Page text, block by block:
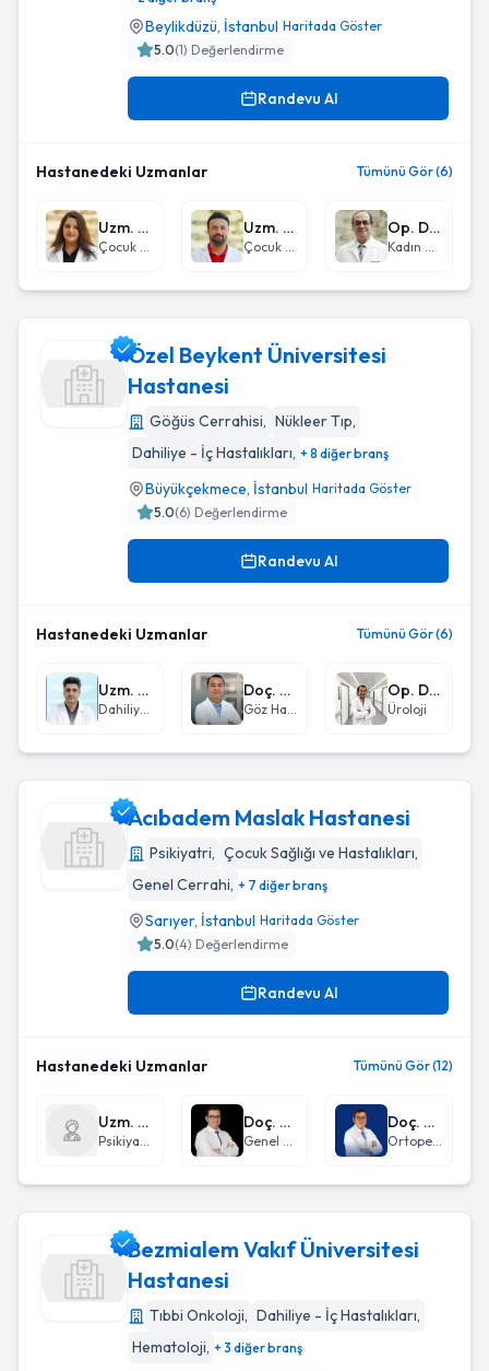
Beylikdüzü, İstanbul Haritada Göster
5.0(1) Değerlendirme
Randevu Al
Hastanedeki Uzmanlar Tümünü Gör (6)
Uzm. Dr. Tuğçe Özlü
Çocuk Sağlığı ve Hastalıkları
Uzm. Dr. Hayrettin Zerdali
Çocuk Sağlığı ve Hastalıkları
Op. Dr. Murat Koç
Kadın Hastalıkları ve Doğum
Özel Beykent Üniversitesi Hastanesi
Özel Beykent Üniversitesi
Hastanesi
Göğüs Cerrahisi, Nükleer Tıp,
Dahiliye - İç Hastalıkları, + 8 diğer branş
Büyükçekmece, İstanbul Haritada Göster
5.0(6) Değerlendirme
Randevu Al
Hastanedeki Uzmanlar Tümünü Gör (6)
Uzm. Dr. Hakan Yanar
Dahiliye - İç Hastalıkları
Doç. Dr. Sait Alim
Göz Hastalıkları
Op. Dr. Mustafa Kemal Yenmez
Üroloji
Acıbadem Maslak Hastanesi
Psikiyatri, Çocuk Sağlığı ve Hastalıkları,
Genel Cerrahi, + 7 diğer branş
Sarıyer, İstanbul Haritada Göster
5.0(4) Değerlendirme
Randevu Al
Hastanedeki Uzmanlar Tümünü Gör (12)
Uzm. Dr. Güneş Şayan Can
Psikiyatri
Doç. Dr. Bahadır Osman Bozkırlı
Genel Cerrahi
Doç. Dr. Altuğ Yücekul
Ortopedi ve Travmatoloji
Bezmialem Vakıf Üniversitesi
Hastanesi
Tıbbi Onkoloji, Dahiliye - İç Hastalıkları,
Hematoloji, + 3 diğer branş